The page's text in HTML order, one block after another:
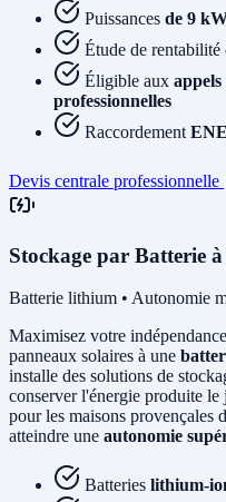
Puissances de 9
Étude de rentabilité
Éligible aux
professionnelles
Raccordement
Devis centrale professionnelle
Stockage par Batterie
Batterie lithium • Autonomie
Maximisez votre
panneaux solaires à une
installe des solutions de
conserver l'énergie produite
pour les maisons provençales
atteindre une autonomie
Batteries lithium-